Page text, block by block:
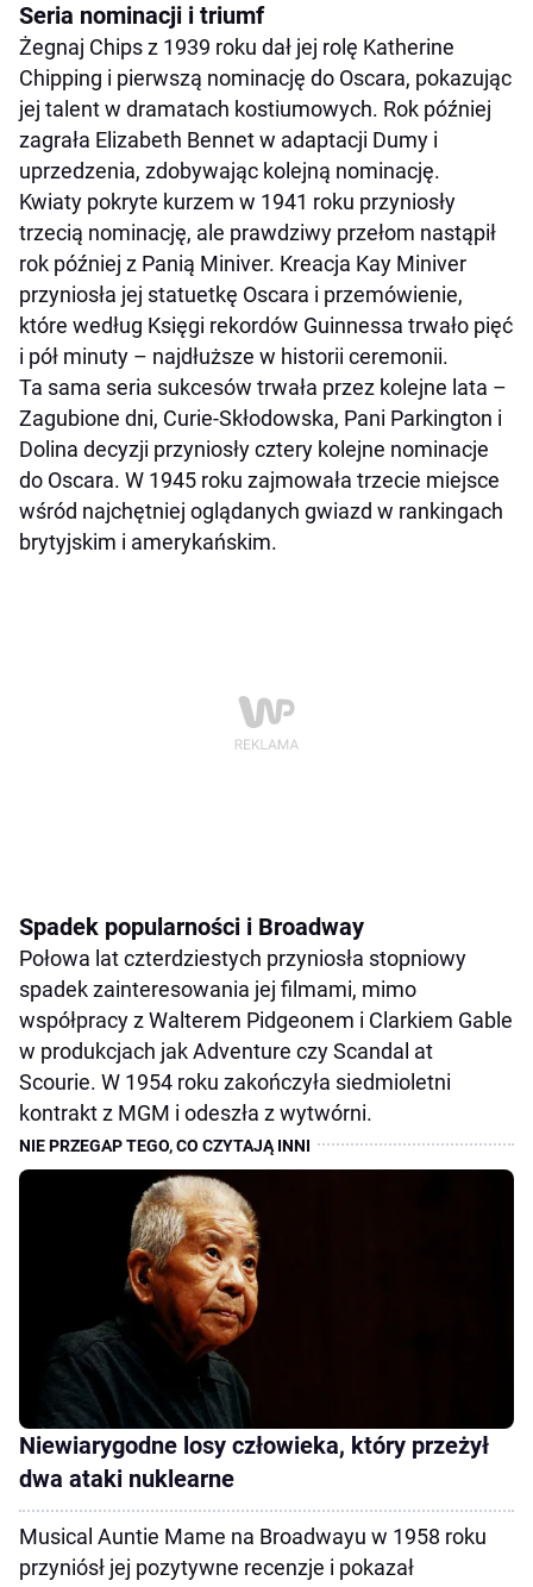
Seria nominacji i triumf
Żegnaj Chips z 1939 roku dał jej rolę Katherine
Chipping i pierwszą nominację do Oscara, pokazując
jej talent w dramatach kostiumowych. Rok później
zagrała Elizabeth Bennet w adaptacji Dumy i
uprzedzenia, zdobywając kolejną nominację.
Kwiaty pokryte kurzem w 1941 roku przyniosły
trzecią nominację, ale prawdziwy przełom nastąpił
rok później z Panią Miniver. Kreacja Kay Miniver
przyniosła jej statuetkę Oscara i przemówienie,
które według Księgi rekordów Guinnessa trwało pięć
i pół minuty – najdłuższe w historii ceremonii.
Ta sama seria sukcesów trwała przez kolejne lata –
Zagubione dni, Curie-Skłodowska, Pani Parkington i
Dolina decyzji przyniosły cztery kolejne nominacje
do Oscara. W 1945 roku zajmowała trzecie miejsce
wśród najchętniej oglądanych gwiazd w rankingach
brytyjskim i amerykańskim.
Spadek popularności i Broadway
Połowa lat czterdziestych przyniosła stopniowy
spadek zainteresowania jej filmami, mimo
współpracy z Walterem Pidgeonem i Clarkiem Gable
w produkcjach jak Adventure czy Scandal at
Scourie. W 1954 roku zakończyła siedmioletni
kontrakt z MGM i odeszła z wytwórni.
Niewiarygodne losy człowieka, który przeżył
dwa ataki nuklearne
Musical Auntie Mame na Broadwayu w 1958 roku
przyniósł jej pozytywne recenzje i pokazał